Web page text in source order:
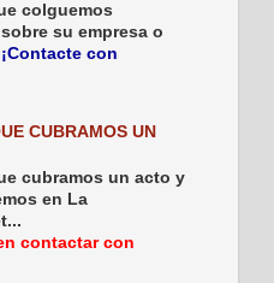
colguemos
su empresa o
con
CUBRAMOS UN
cubramos un acto y
en La
contactar con